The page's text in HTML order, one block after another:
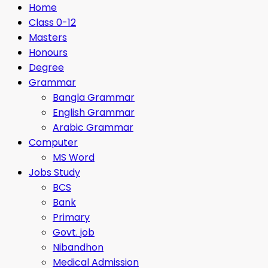
Home
Class 0-12
Masters
Honours
Degree
Grammar
Bangla Grammar
English Grammar
Arabic Grammar
Computer
MS Word
Jobs Study
BCS
Bank
Primary
Govt. job
Nibandhon
Medical Admission